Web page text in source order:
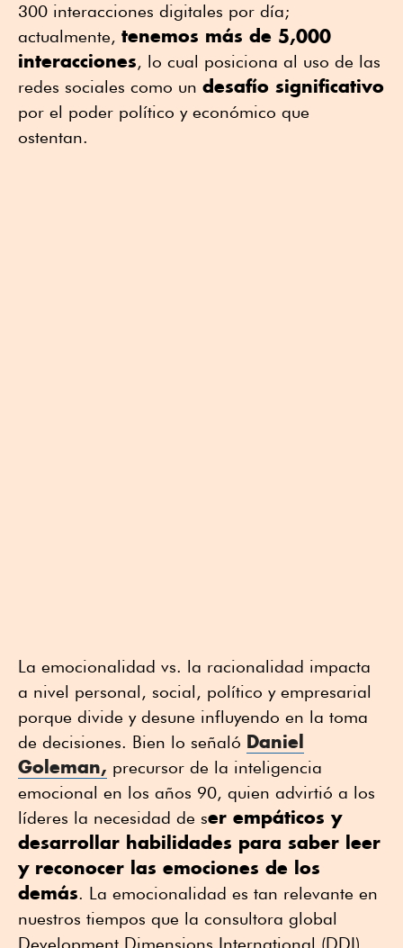
300 interacciones digitales por día;
actualmente, tenemos más de 5,000
interacciones, lo cual posiciona al uso de las
redes sociales como un desafío significativo
por el poder político y económico que
ostentan.
La emocionalidad vs. la racionalidad impacta
a nivel personal, social, político y empresarial
porque divide y desune influyendo en la toma
de decisiones. Bien lo señaló Daniel
Goleman, precursor de la inteligencia
emocional en los años 90, quien advirtió a los
líderes la necesidad de ser empáticos y
desarrollar habilidades para saber leer
y reconocer las emociones de los
demás. La emocionalidad es tan relevante en
nuestros tiempos que la consultora global
Development Dimensions International (DDI)